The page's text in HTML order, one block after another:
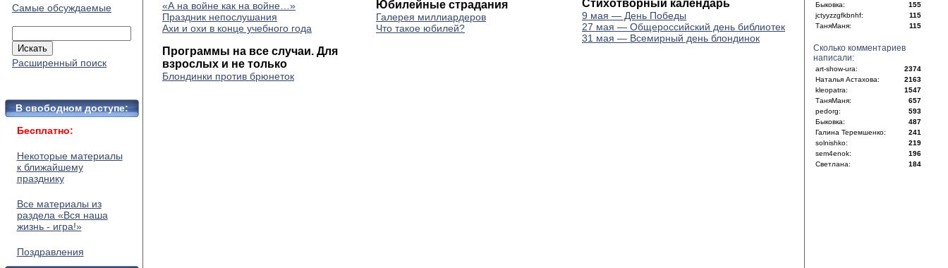
Самые обсуждаемые
Расширенный поиск
В свободном доступе:
Бесплатно:
Некоторые материалы
к ближайшему
празднику
Все материалы из
раздела «Вся наша
жизнь - игра!»
Поздравления
«А на войне как на войне…»
Праздник непослушания
Ахи и охи в конце учебного года
Программы на все случаи. Для
взрослых и не только
Блондинки против брюнеток
Юбилейные страдания
Галерея миллиардеров
Что такое юбилей?
Стихотворный календарь
9 мая — День Победы
27 мая — Общероссийский день библиотек
31 мая — Всемирный день блондинок
Быковка:
155
jctyyzzgfkbnhf:
115
ТаняМаня:
115
Сколько комментариев
написали:
art-show-ura:
2374
Наталья Астахова:
2163
kleopatra:
1547
ТаняМаня:
657
pedorg:
593
Быковка:
487
Галина Теремшенко:
241
solnishko:
219
sem4enok:
196
Светлана:
184